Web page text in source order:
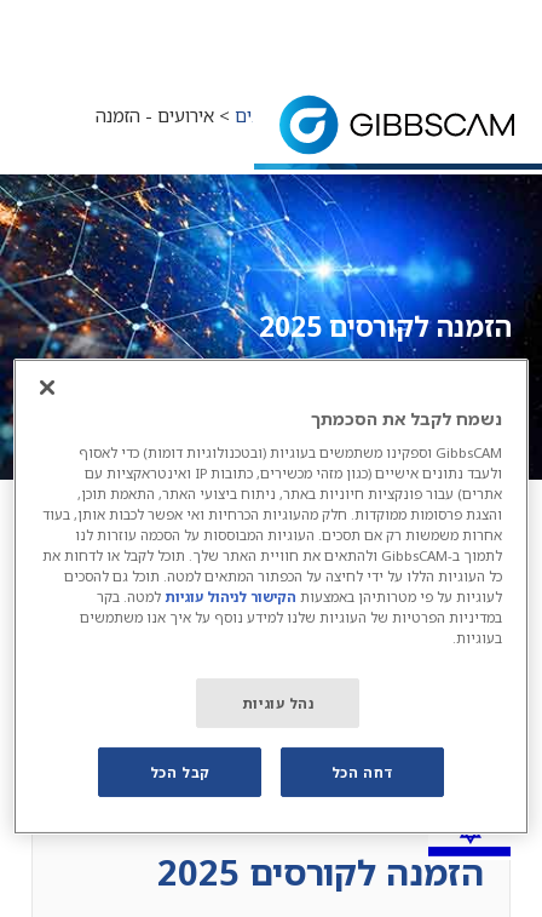
דף הבית> חדשות וארועים >אירועים > אירועים - הזמנה
לקורסים 2025
קורסים לשנת 2025
הזמנה לקורסים 2025
הזמנה לקורסים 2025
נשמח לקבל את הסכמתך
GibbsCAM וספקינו משתמשים בעוגיות (ובטכנולוגיות דומות) כדי לאסוף
ולעבד נתונים אישיים (כגון מזהי מכשירים, כתובות IP ואינטראקציות עם
אתרים) עבור פונקציות חיוניות באתר, ניתוח ביצועי האתר, התאמת תוכן,
והצגת פרסומות ממוקדות. חלק מהעוגיות הכרחיות ואי אפשר לכבות אותן, בעוד
אחרות משמשות רק אם תסכים. העוגיות המבוססות על הסכמה עוזרות לנו
לתמוך ב-GibbsCAM ולהתאים את חוויית האתר שלך. תוכל לקבל או לדחות את
כל העוגיות הללו על ידי לחיצה על הכפתור המתאים למטה. תוכל גם להסכים
לעוגיות על פי מטרותיהן באמצעות הקישור לניהול עוגיות למטה. בקר
במדיניות הפרטיות של העוגיות שלנו למידע נוסף על איך אנו משתמשים
בעוגיות.
נהל עוגיות
דחה הכל קבל הכל